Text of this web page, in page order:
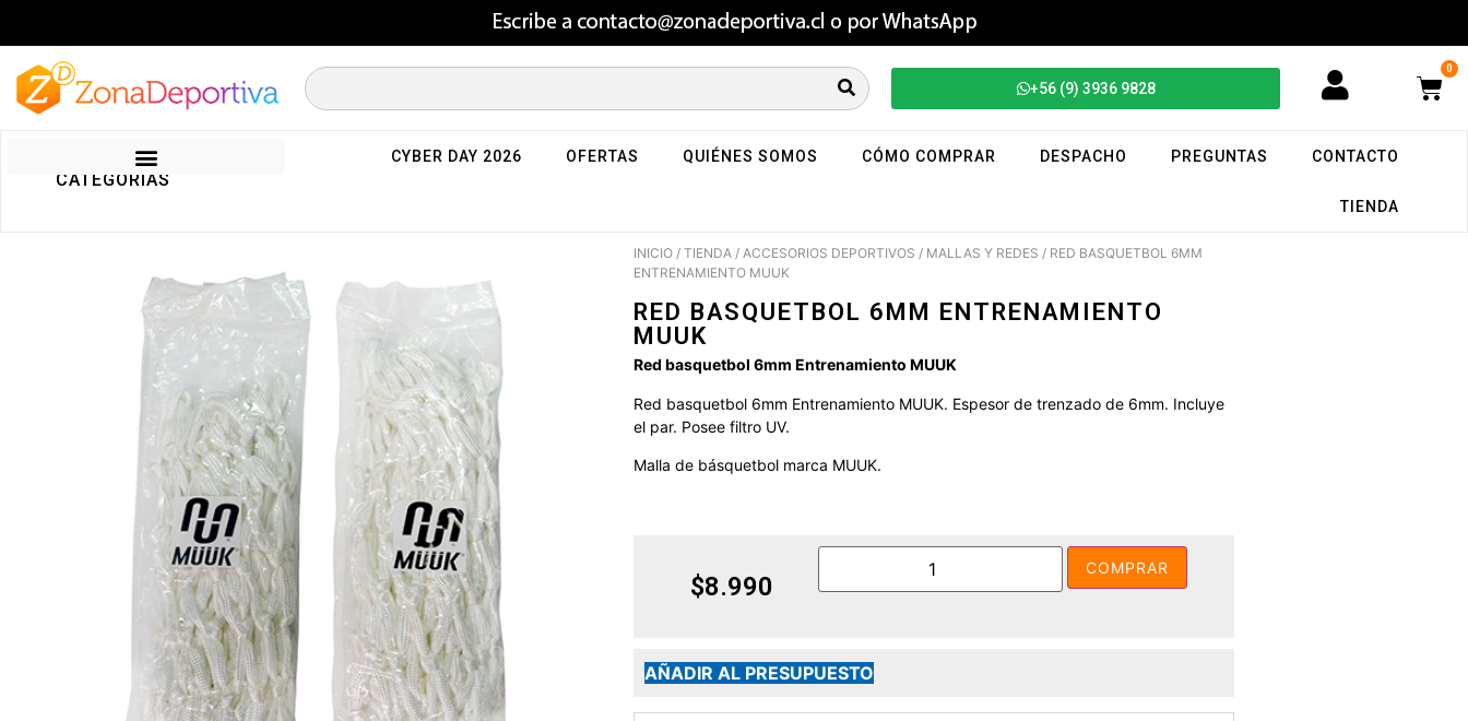
+56 (9) 3936 9828
0
CATEGORIAS
CYBER DAY 2026 OFERTAS QUIÉNES SOMOS CÓMO COMPRAR DESPACHO PREGUNTAS CONTACTO
TIENDA
INICIO / TIENDA / ACCESORIOS DEPORTIVOS / MALLAS Y REDES / RED BASQUETBOL 6MM
ENTRENAMIENTO MUUK
RED BASQUETBOL 6MM ENTRENAMIENTO
MUUK
Red basquetbol 6mm Entrenamiento MUUK
Red basquetbol 6mm Entrenamiento MUUK. Espesor de trenzado de 6mm. Incluye
el par. Posee filtro UV.
Malla de básquetbol marca MUUK.
$8.990
COMPRAR
AÑADIR AL PRESUPUESTO